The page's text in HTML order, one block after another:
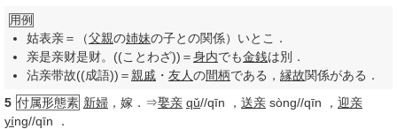
用例
姑表亲＝（父親の姉妹の子との関係）いとこ．
亲是亲财是财。((ことわざ))＝身内でも金銭は別．
沾亲带故((成語))＝親戚 ・ 友人の間柄である， 縁故関係がある．
5 付属形態素 新婦 ，嫁．⇒娶亲 qǔ//qīn ， 送亲 sòng//qīn ， 迎亲
yíng//qīn ．